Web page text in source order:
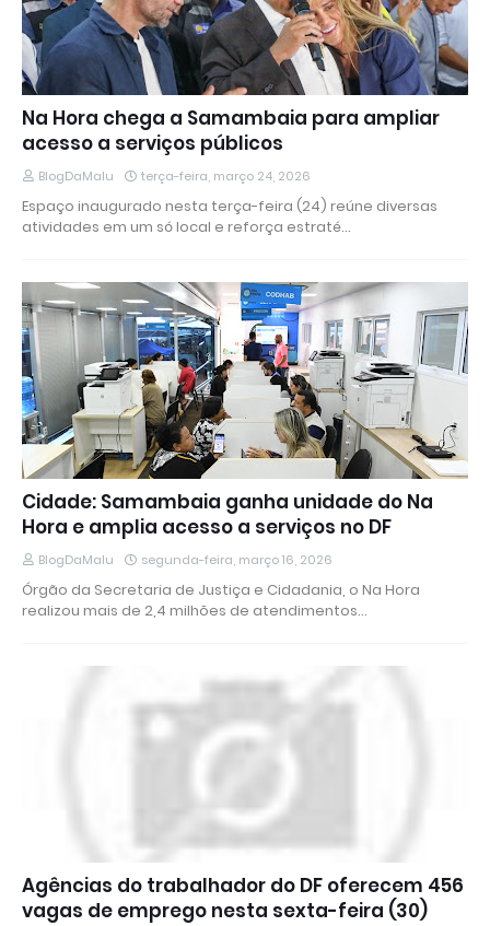
Na Hora chega a Samambaia para ampliar
acesso a serviços públicos
BlogDaMalu terça-feira, março 24, 2026
Espaço inaugurado nesta terça-feira (24) reúne diversas
atividades em um só local e reforça estraté…
Cidade: Samambaia ganha unidade do Na
Hora e amplia acesso a serviços no DF
BlogDaMalu segunda-feira, março 16, 2026
Órgão da Secretaria de Justiça e Cidadania, o Na Hora
realizou mais de 2,4 milhões de atendimentos…
Agências do trabalhador do DF oferecem 456
vagas de emprego nesta sexta-feira (30)